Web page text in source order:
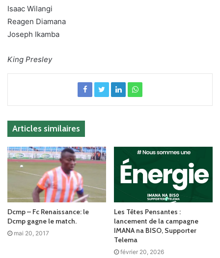
Isaac Wilangi
Reagen Diamana
Joseph Ikamba
King Presley
Articles similaires
Dcmp – Fc Renaissance: le
Dcmp gagne le match.
mai 20, 2017
Les Têtes Pensantes :
lancement de la campagne
IMANA na BISO, Supporter
Telema
février 20, 2026